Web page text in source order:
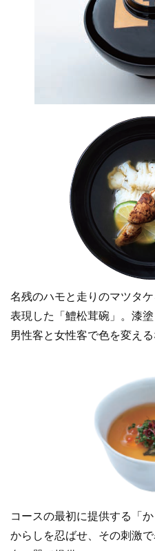
名残のハモと走りのマツタ
表現した「鱧松茸碗」。漆
男性客と女性客で色を変える
コースの最初に提供する「
からしを忍ばせ、その刺激